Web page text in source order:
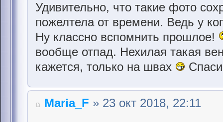
Удивительно, что такие фото
пожелтела от времени. Ведь у
Ну классно вспомнить прошлое!
вообще отпад. Нехилая такая
кажется, только на швах
Maria_F » 23 окт 2018, 22:11